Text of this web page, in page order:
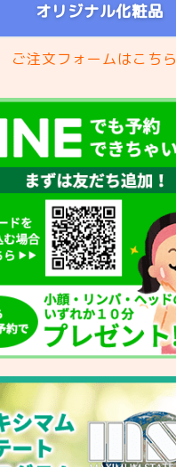
オリジナル化粧品
ご注文フォームはこちら